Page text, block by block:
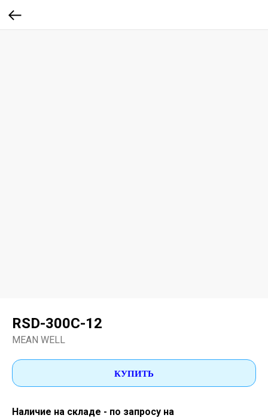
RSD-300С-12
MEAN WELL
КУПИТЬ
Наличие на складе - по запросу на